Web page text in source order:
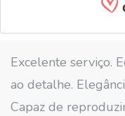
Excelente serviço.
ao detalhe.
Capaz de